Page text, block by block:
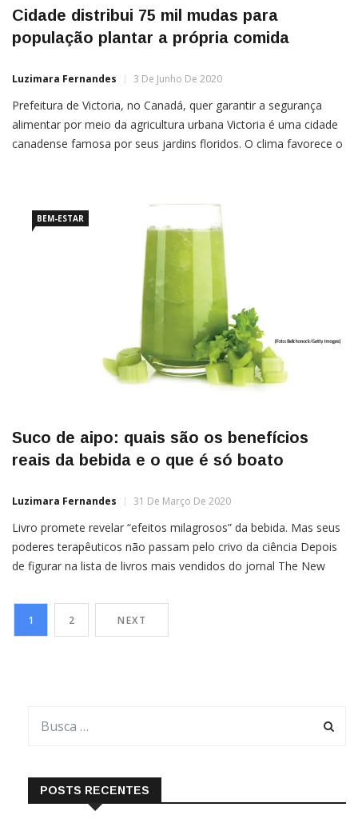
Cidade distribui 75 mil mudas para
população plantar a própria comida
Luzimara Fernandes 3 De Junho De 2020
Prefeitura de Victoria, no Canadá, quer garantir a segurança
alimentar por meio da agricultura urbana Victoria é uma cidade
canadense famosa por seus jardins floridos. O clima favorece o
BEM-ESTAR
Suco de aipo: quais são os benefícios
reais da bebida e o que é só boato
Luzimara Fernandes 31 De Março De 2020
Livro promete revelar “efeitos milagrosos” da bebida. Mas seus
poderes terapêuticos não passam pelo crivo da ciência Depois
de figurar na lista de livros mais vendidos do jornal The New
Suco de Aipo”, de Anthony William, desembarca por aqui pela
Editora Cultrix. Nela, o autor […]
1 2 NEXT
POSTS RECENTES